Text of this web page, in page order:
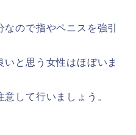
ので指やペニスを強引
と思う女性はほぼいま
して行いましょう。